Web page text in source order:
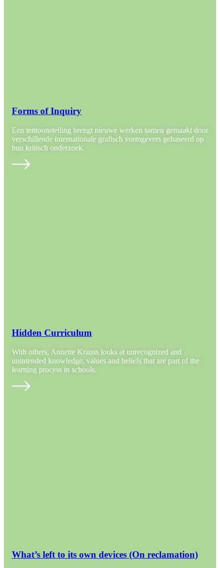
Forms of Inquiry
Een tentoonstelling brengt nieuwe werken samen gemaakt door
verschillende internationale grafisch vormgevers gebaseerd op
hun kritisch onderzoek.
Hidden Curriculum
With others, Annette Krauss looks at unrecognized and
unintended knowledge, values and beliefs that are part of the
learning process in schools.
What’s left to its own devices (On reclamation)